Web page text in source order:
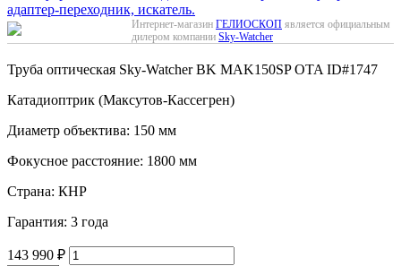
Интернет-магазин ГЕЛИОСКОП является официальным
дилером компании Sky-Watcher
Труба оптическая Sky-Watcher BK MAK150SP OTA ID#1747
Катадиоптрик (Максутов-Кассегрен)
Диаметр объектива: 150 мм
Фокусное расстояние: 1800 мм
Страна: КНР
Гарантия: 3 года
143 990 ₽